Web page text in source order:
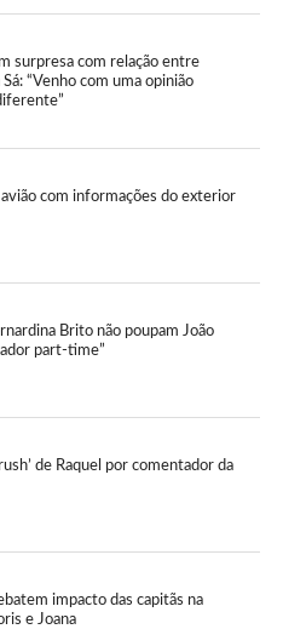
surpresa com relação entre
“Venho com uma opinião
avião com informações do exterior
Brito não poupam João
part-time”
de Raquel por comentador da
impacto das capitãs na
e Joana